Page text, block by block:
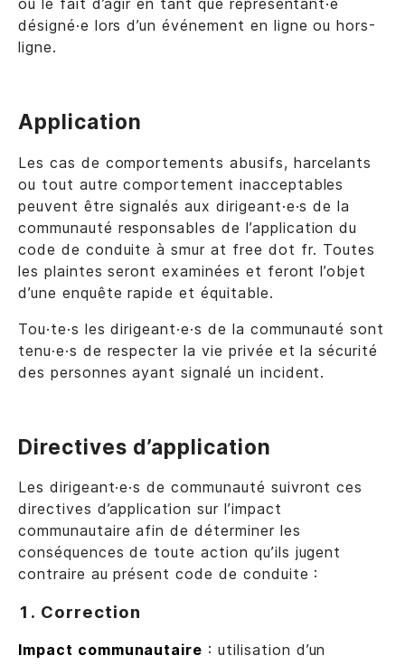
ou le fait d’agir en tant que représentant·e
désigné·e lors d’un événement en ligne ou hors-
ligne.
Application
Les cas de comportements abusifs, harcelants
ou tout autre comportement inacceptables
peuvent être signalés aux dirigeant·e·s de la
communauté responsables de l’application du
code de conduite à smur at free dot fr. Toutes
les plaintes seront examinées et feront l’objet
d’une enquête rapide et équitable.
Tou·te·s les dirigeant·e·s de la communauté sont
tenu·e·s de respecter la vie privée et la sécurité
des personnes ayant signalé un incident.
Directives d’application
Les dirigeant·e·s de communauté suivront ces
directives d’application sur l’impact
communautaire afin de déterminer les
conséquences de toute action qu’ils jugent
contraire au présent code de conduite :
1. Correction
Impact communautaire : utilisation d’un